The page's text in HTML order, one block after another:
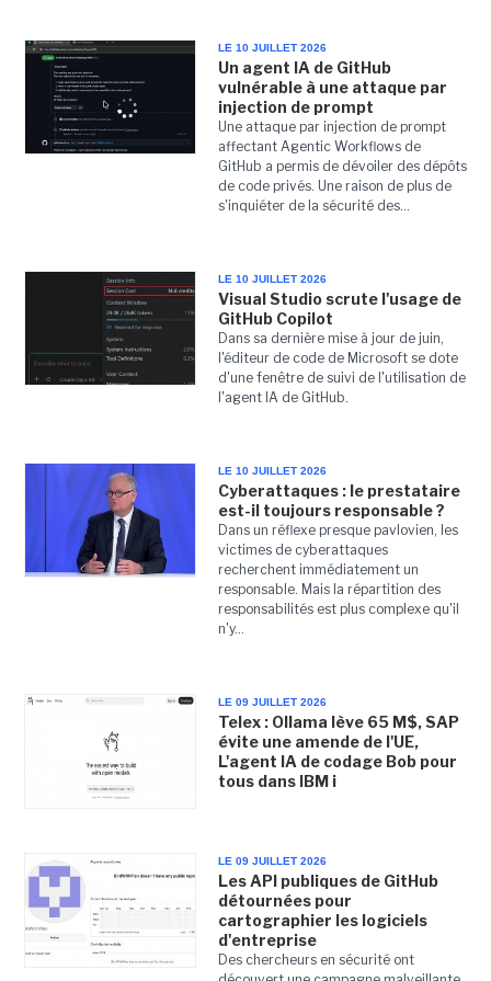
LE 10 JUILLET 2026
Un agent IA de GitHub
vulnérable à une attaque par
injection de prompt
Une attaque par injection de prompt
affectant Agentic Workflows de
GitHub a permis de dévoiler des dépôts
de code privés. Une raison de plus de
s'inquiéter de la sécurité des...
LE 10 JUILLET 2026
Visual Studio scrute l'usage de
GitHub Copilot
Dans sa dernière mise à jour de juin,
l'éditeur de code de Microsoft se dote
d'une fenêtre de suivi de l'utilisation de
l'agent IA de GitHub.
LE 10 JUILLET 2026
Cyberattaques : le prestataire
est-il toujours responsable ?
Dans un réflexe presque pavlovien, les
victimes de cyberattaques
recherchent immédiatement un
responsable. Mais la répartition des
responsabilités est plus complexe qu'il
n'y...
LE 09 JUILLET 2026
Telex : Ollama lève 65 M$, SAP
évite une amende de l'UE,
L'agent IA de codage Bob pour
tous dans IBM i
LE 09 JUILLET 2026
Les API publiques de GitHub
détournées pour
cartographier les logiciels
d'entreprise
Des chercheurs en sécurité ont